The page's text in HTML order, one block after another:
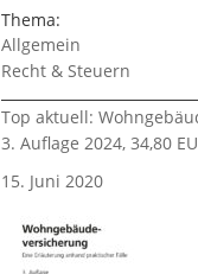
Thema:
Allgemein
Recht & Steuern
Top aktuell:
3. Auflage 2024, 34,80
15. Juni 2020